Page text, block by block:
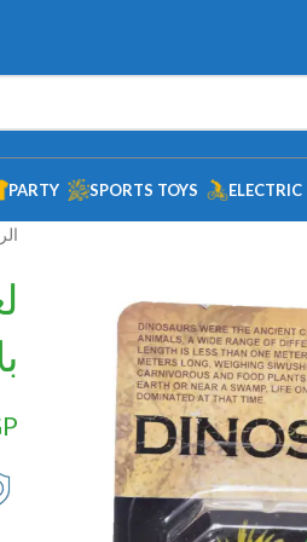
ELECTRIC
SPORTS TOYS
PARTY